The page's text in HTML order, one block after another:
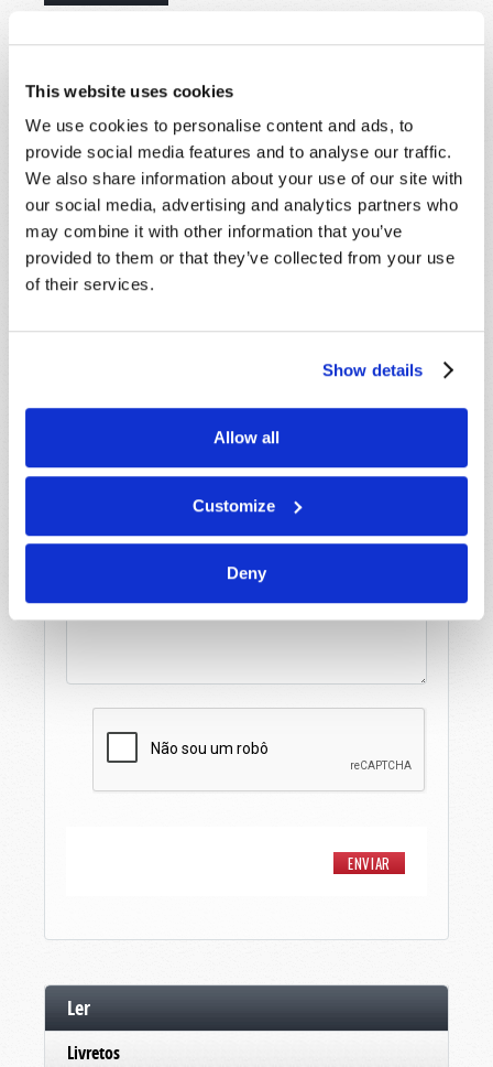
This website uses cookies
We use cookies to personalise content and ads, to
provide social media features and to analyse our traffic.
We also share information about your use of our site with
our social media, advertising and analytics partners who
may combine it with other information that you’ve
provided to them or that they’ve collected from your use
of their services.
Show details
Allow all
Customize
Deny
COMPARTILHE SEUS PENSAMENTOS
CONOSCO!
Devido ao volume, talvez não possamos
responder prontamente aos envios usando o
formulário abaixo. Se você precisar de
assistência mais imediata, visite nossa página
"Fale Conosco".
Nome*
Último nome
Email*
Ler
Livretos